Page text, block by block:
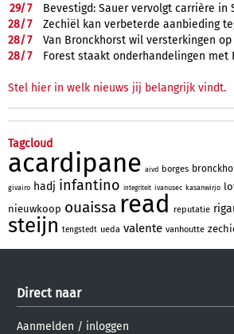
29/7
Bevestigd: Sauer vervolgt carrière in
28/7
Zechiël kan verbeterde aanbieding
28/7
Van Bronckhorst wil versterkingen
28/7 Forest staakt onderhandelingen met
Stel hier in welk nieuws jij belangrijk vindt.
Tagcloud
acardipane aivd borges
givairo hadj infantino integriteit ivanusec kasanwirjo
nieuwkoop ouaissa read reputatie
steijn tengstedt ueda valente vanhoutte
Direct naar
Aanmelden / inloggen